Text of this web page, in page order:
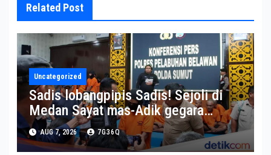
Related Post
Uncategorized
Sadis lobangpipis Sadis! Sejoli di
Medan Sayat mas-Adik gegara
Diejek Muka Aspal
AUG 7, 2026 7G36Q